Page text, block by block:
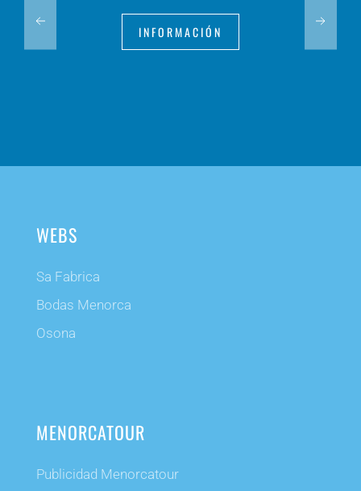
INFORMACIÓN
WEBS
Sa Fabrica
Bodas Menorca
Osona
MENORCATOUR
Publicidad Menorcatour